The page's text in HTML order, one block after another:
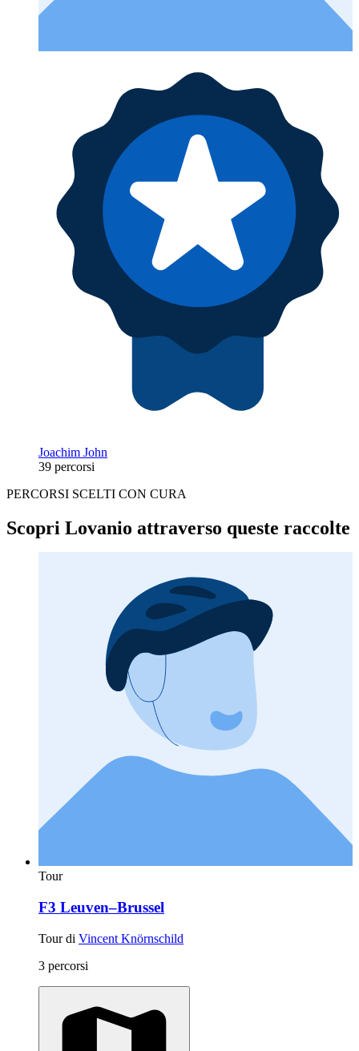
Joachim John
39 percorsi
PERCORSI SCELTI CON CURA
Scopri Lovanio attraverso queste raccolte
Tour
F3 Leuven–Brussel
Tour di Vincent Knörnschild
3 percorsi